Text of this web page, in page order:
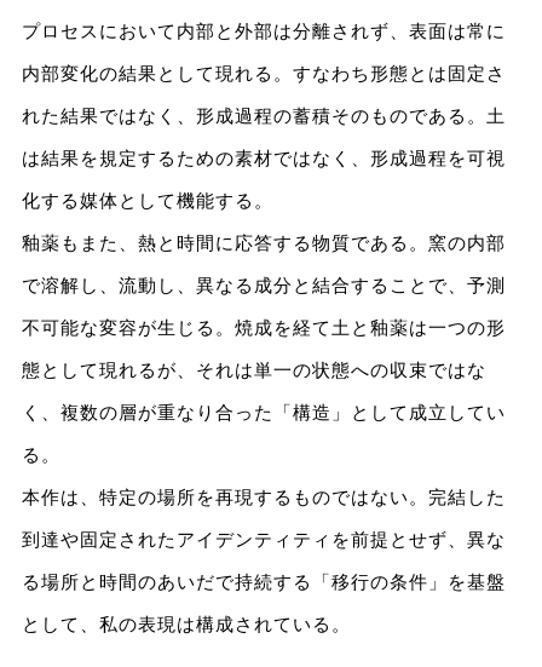
プロセスにおいて内部と外部は分離されず、表面は常に
内部変化の結果として現れる。すなわち形態とは固定さ
れた結果ではなく、形成過程の蓄積そのものである。土
は結果を規定するための素材ではなく、形成過程を可視
化する媒体として機能する。
釉薬もまた、熱と時間に応答する物質である。窯の内部
で溶解し、流動し、異なる成分と結合することで、予測
不可能な変容が生じる。焼成を経て土と釉薬は一つの形
態として現れるが、それは単一の状態への収束ではな
く、複数の層が重なり合った「構造」として成立してい
る。
本作は、特定の場所を再現するものではない。完結した
到達や固定されたアイデンティティを前提とせず、異な
る場所と時間のあいだで持続する「移行の条件」を基盤
として、私の表現は構成されている。